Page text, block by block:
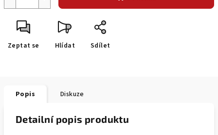
Zeptat se Hlídat Sdílet
Popis Diskuze
Detailní popis produktu